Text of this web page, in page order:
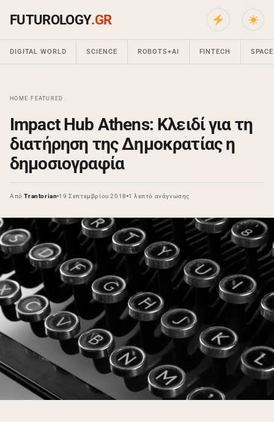
FUTUROLOGY.GR
DIGITAL WORLD SCIENCE ROBOTS+AI FINTECH SPACE
HOME FEATURED
Impact Hub Athens: Κλειδί για τη
διατήρηση της Δημοκρατίας η
δημοσιογραφία
ΑπόTrantorian 19 Σεπτεμβρίου 2018 1 λεπτό ανάγνωσης